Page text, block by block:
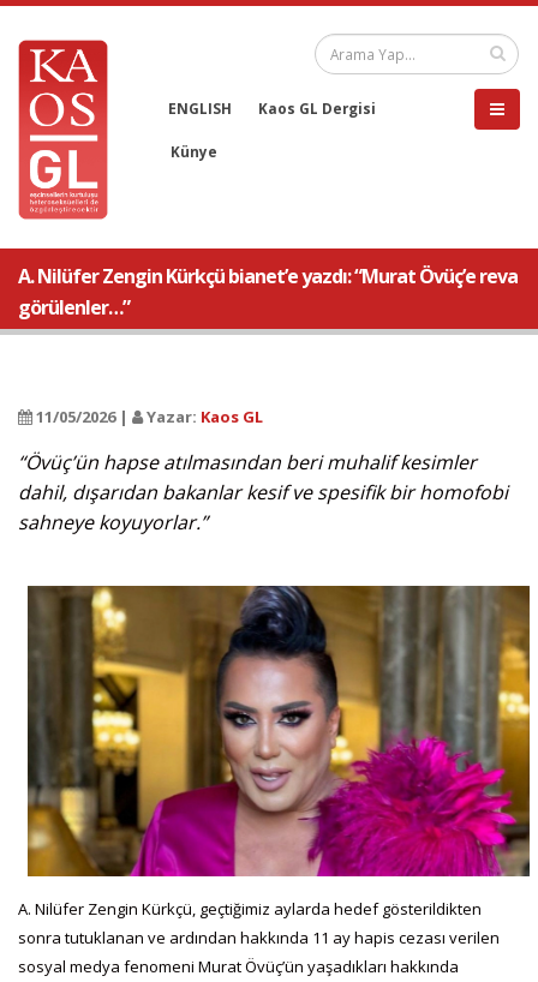
ENGLISH Kaos GL Dergisi
Künye
A. Nilüfer Zengin Kürkçü bianet’e yazdı: “Murat Övüç’e reva
görülenler…”
11/05/2026 | Yazar: Kaos GL
“Övüç’ün hapse atılmasından beri muhalif kesimler
dahil, dışarıdan bakanlar kesif ve spesifik bir homofobi
sahneye koyuyorlar.”
A. Nilüfer Zengin Kürkçü, geçtiğimiz aylarda hedef gösterildikten
sonra tutuklanan ve ardından hakkında 11 ay hapis cezası verilen
sosyal medya fenomeni Murat Övüç’ün yaşadıkları hakkında